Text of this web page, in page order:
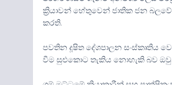
ක්‍රියාවන් හේතුවෙන් ජාතික ජන
කරති.
පවතින දූෂිත දේශපාලන සංස්කෘතිය
වීම සුළුකොට තැකිය නොහැකි බව